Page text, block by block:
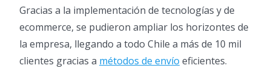
Gracias a la implementación de tecnologías y de
ecommerce, se pudieron ampliar los horizontes de
la empresa, llegando a todo Chile a más de 10 mil
clientes gracias a métodos de envío eficientes.